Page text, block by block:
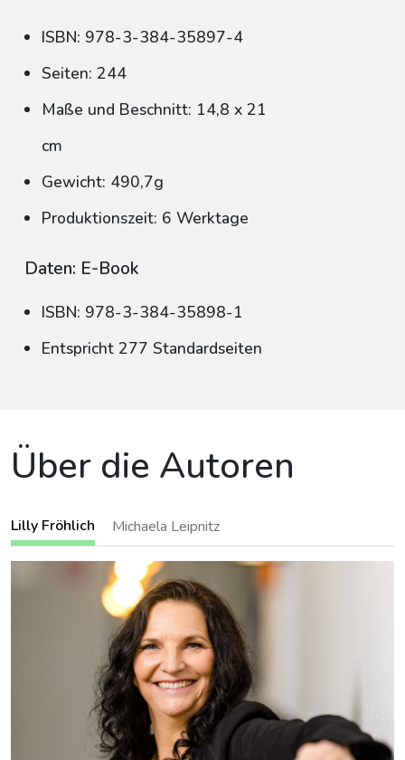
ISBN: 978-3-384-35897-4
Seiten: 244
Maße und Beschnitt: 14,8 x 21
cm
Gewicht: 490,7g
Produktionszeit: 6 Werktage
Daten: E-Book
ISBN: 978-3-384-35898-1
Entspricht 277 Standardseiten
Über die Autoren
Lilly Fröhlich Michaela Leipnitz